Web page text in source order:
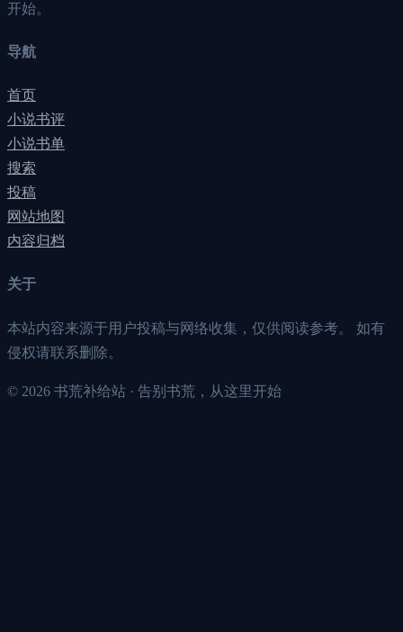
开始。
导航
首页
小说书评
小说书单
搜索
投稿
网站地图
内容归档
关于
本站内容来源于用户投稿与网络收集，仅供阅读参考。 如有
侵权请联系删除。
© 2026 书荒补给站 · 告别书荒，从这里开始